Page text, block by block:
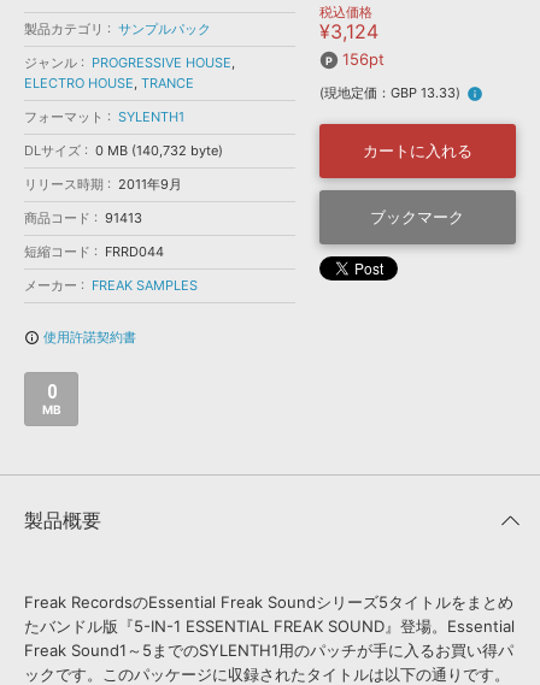
ソフトウェア／ツール »
DAW »
効果音 »
BGM »
ニュースレター »
SONICWIREブログ »
DTMガイド »
FAQ »
お問い合わせ »
音楽カード
無償のサウンド 管理ソフト
次世代型ボーカル・エディタ
SLS
ソフト音源 プラグイン・エフェクト
ソフトウェア／ツール 効果音
フォーマット
ランキング
製品カテゴリ
サンプルパック
ジャンル
PROGRESSIVE HOUSE,
ELECTRO HOUSE, TRANCE
フォーマット
SYLENTH1
DLサイズ
0 MB (140,732 byte)
リリース時期
2011年9月
商品コード
91413
短縮コード
FRRD044
メーカー
FREAK SAMPLES
info_outline 使用許諾契約書
0
MB
税込価格
¥3,124
156pt
(現地定価：GBP 13.33) info
カートに入れる
ブックマーク
製品概要
Freak RecordsのEssential Freak Soundシリーズ5タイトルをまとめ
たバンドル版『5-IN-1 ESSENTIAL FREAK SOUND』登場。Essential
Freak Sound1～5までのSYLENTH1用のパッチが手に入るお買い得パ
ックです。このパッケージに収録されたタイトルは以下の通りです。